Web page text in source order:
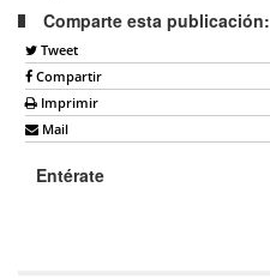
Comparte esta publicación:
Tweet
Compartir
Imprimir
Mail
Entérate